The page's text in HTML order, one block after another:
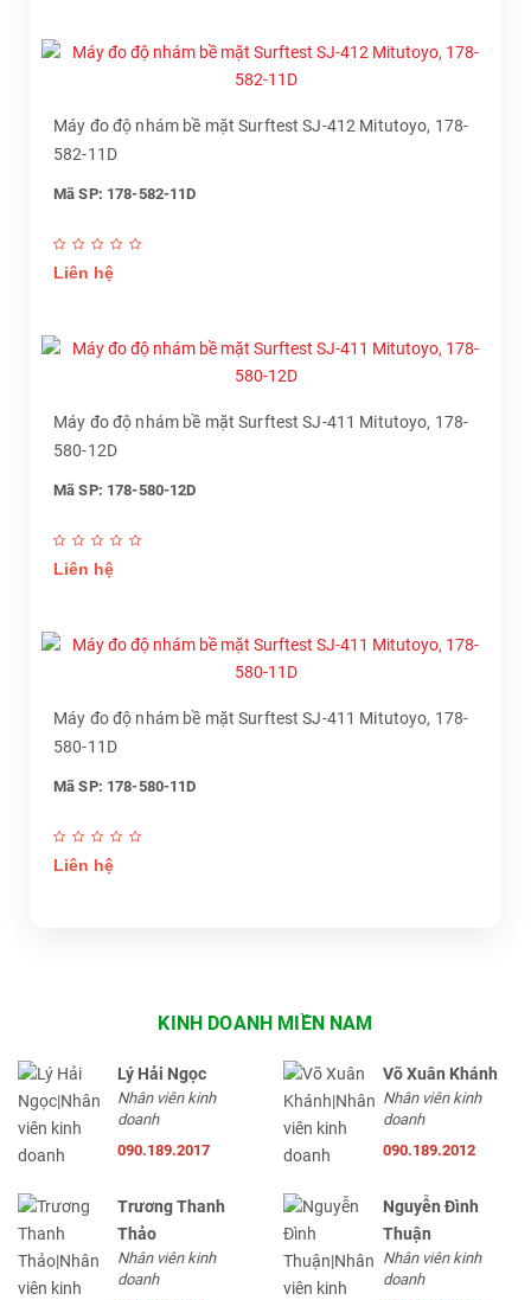
Máy đo độ nhám bề mặt Surftest SJ-412 Mitutoyo, 178-
582-11D
Mã SP: 178-582-11D
Liên hệ
Máy đo độ nhám bề mặt Surftest SJ-411 Mitutoyo, 178-
580-12D
Mã SP: 178-580-12D
Liên hệ
Máy đo độ nhám bề mặt Surftest SJ-411 Mitutoyo, 178-
580-11D
Mã SP: 178-580-11D
Liên hệ
KINH DOANH MIỀN NAM
Lý Hải Ngọc
Nhân viên kinh
doanh
090.189.2017
Võ Xuân Khánh
Nhân viên kinh
doanh
090.189.2012
Trương Thanh
Thảo
Nhân viên kinh
doanh
Nguyễn Đình
Thuận
Nhân viên kinh
doanh